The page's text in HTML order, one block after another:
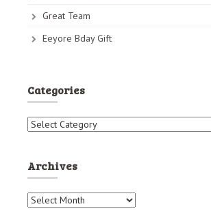
g
a
o
n
Great Team
Eeyore Bday Gift
Categories
C
e
g
o
r
Archives
A